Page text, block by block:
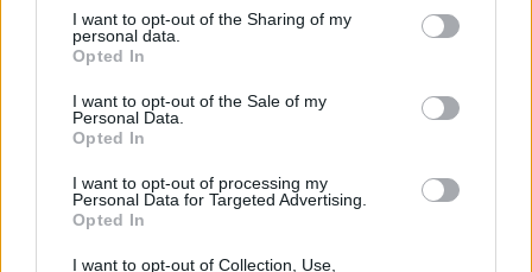
I want to opt-out of the Sharing of my
personal data.
Opted In
I want to opt-out of the Sale of my
Personal Data.
Opted In
I want to opt-out of processing my
Personal Data for Targeted Advertising.
Opted In
I want to opt-out of Collection, Use,
SKATĪT ŽURNĀLA ARHĪVU
Dalies